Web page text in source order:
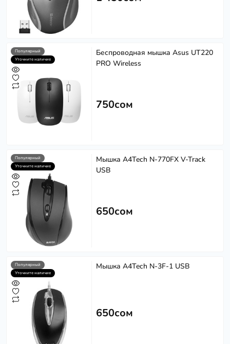
Популярный
Уточните наличие
Беспроводная мышка Asus UT220
PRO Wireless
750сом
Популярный
Уточните наличие
Мышка A4Tech N-770FX V-Track
USB
650сом
Популярный
Уточните наличие
Мышка A4Tech N-3F-1 USB
650сом